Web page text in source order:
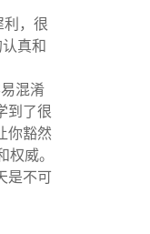
，很
真和
混淆
到了很
你豁然
威。
是不可